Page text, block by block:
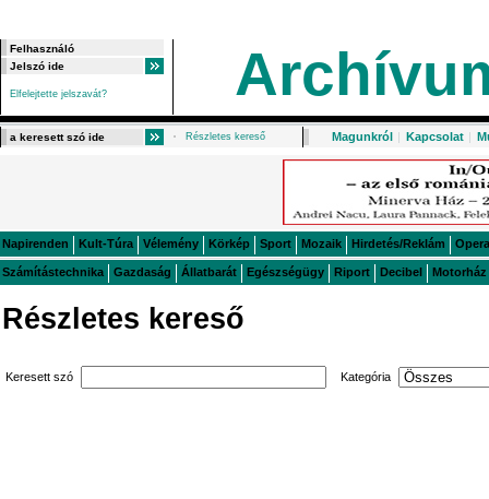
Elfelejtette jelszavát?
Részletes kereső Magunkról | Kapcsolat |
Napirenden Kult-Túra Vélemény Körkép Sport Mozaik Hirdetés/Reklám Opera
Számítástechnika Gazdaság Állatbarát Egészségügy Riport Decibel Motorház
Részletes kereső
Keresett szó Kategória